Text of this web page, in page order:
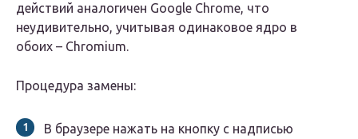
действий аналогичен Google Chrome, что
неудивительно, учитывая одинаковое ядро в
обоих – Chromium.
Процедура замены:
В браузере нажать на кнопку с надписью